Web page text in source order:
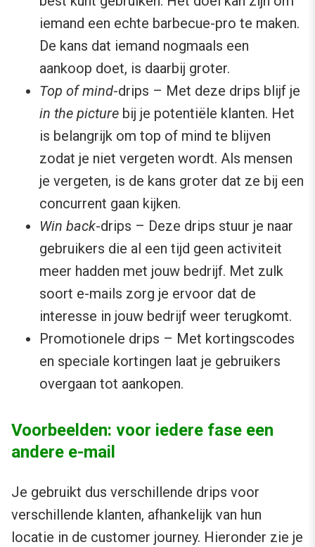
iemand een echte barbecue-pro te maken.
De kans dat iemand nogmaals een
aankoop doet, is daarbij groter.
Top of mind-drips – Met deze drips blijf je
in the picture bij je potentiële klanten. Het
is belangrijk om top of mind te blijven
zodat je niet vergeten wordt. Als mensen
je vergeten, is de kans groter dat ze bij een
concurrent gaan kijken.
Win back-drips – Deze drips stuur je naar
gebruikers die al een tijd geen activiteit
meer hadden met jouw bedrijf. Met zulk
soort e-mails zorg je ervoor dat de
interesse in jouw bedrijf weer terugkomt.
Promotionele drips – Met kortingscodes
en speciale kortingen laat je gebruikers
overgaan tot aankopen.
Voorbeelden: voor iedere fase een
andere e-mail
Je gebruikt dus verschillende drips voor
verschillende klanten, afhankelijk van hun
locatie in de customer journey. Hieronder zie je